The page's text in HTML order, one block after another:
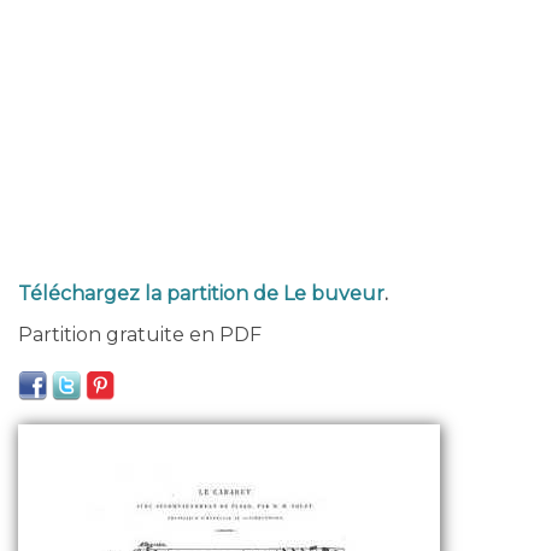
Téléchargez la partition de Le buveur.
Partition gratuite en PDF